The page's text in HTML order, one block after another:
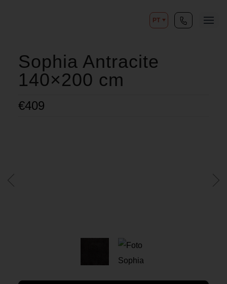
PT
Sophia Antracite
140×200 cm
€409